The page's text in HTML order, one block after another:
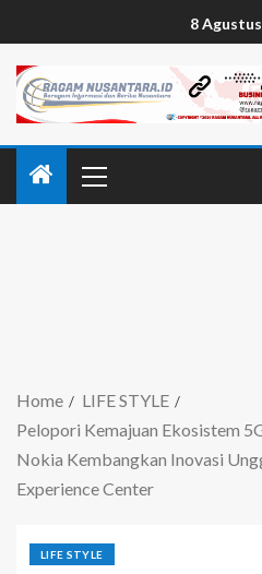
8
Home
LIFE STYLE
Pelopori Kemajuan Ekosistem
Nokia Kembangkan Inovasi
Experience Center
LIFE STYLE